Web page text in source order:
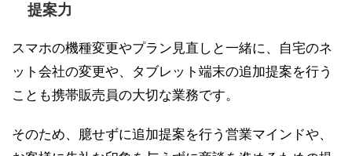
提案力
スマホの機種変更やプラン見直しと一緒に、自宅のネ
ット会社の変更や、タブレット端末の追加提案を行う
ことも携帯販売員の大切な業務です。
そのため、臆せずに追加提案を行う営業マインドや、